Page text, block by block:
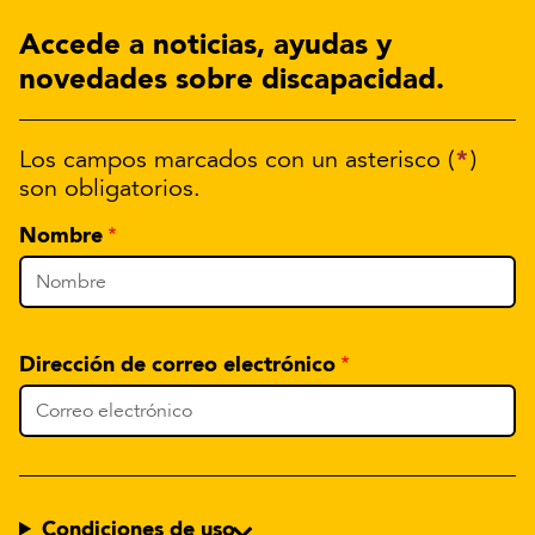
Accede a noticias, ayudas y
novedades sobre discapacidad.
Los campos marcados con un asterisco (*)
son obligatorios.
Nombre
Dirección de correo electrónico
Condiciones de uso